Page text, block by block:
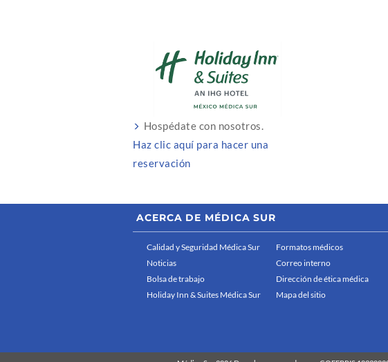
Hospédate con nosotros.
Haz clic aquí para hacer una
reservación
ACERCA DE MÉDICA SUR
Calidad y Seguridad Médica Sur
Noticias
Bolsa de trabajo
Holiday Inn & Suites Médica Sur
Formatos médicos
Correo interno
Dirección de ética médica
Mapa del sitio